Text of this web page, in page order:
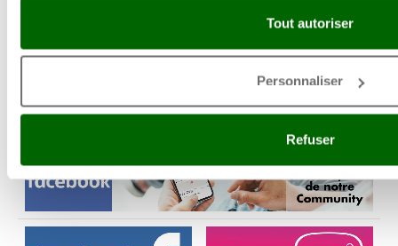
Tout autoriser
Personnaliser
Refuser